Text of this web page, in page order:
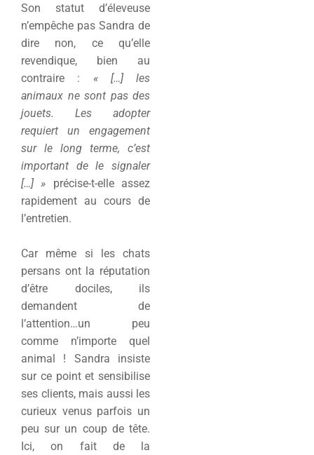
Son statut d’éleveuse
n’empêche pas Sandra de
dire non, ce qu’elle
revendique, bien au
contraire : « […] les
animaux ne sont pas des
jouets. Les adopter
requiert un engagement
sur le long terme, c’est
important de le signaler
[…] » précise-t-elle assez
rapidement au cours de
l’entretien.
Car même si les chats
persans ont la réputation
d’être dociles, ils
demandent de
l’attention…un peu
comme n’importe quel
animal ! Sandra insiste
sur ce point et sensibilise
ses clients, mais aussi les
curieux venus parfois un
peu sur un coup de tête.
Ici, on fait de la